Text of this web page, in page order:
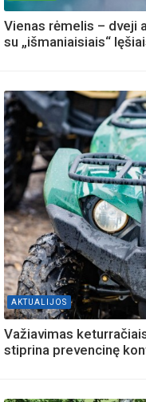
Vienas rėmelis – dveji
su „išmaniaisiais“
AKTUALIJOS
Važiavimas
stiprina prevencinę